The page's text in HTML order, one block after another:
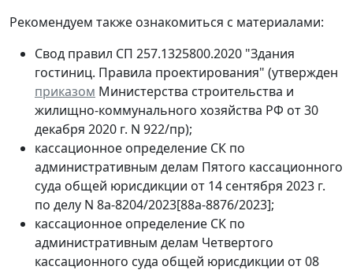
Рекомендуем также ознакомиться с материалами:
Свод правил СП 257.1325800.2020 "Здания
гостиниц. Правила проектирования" (утвержден
приказом Министерства строительства и
жилищно-коммунального хозяйства РФ от 30
декабря 2020 г. N 922/пр);
кассационное определение СК по
административным делам Пятого кассационного
суда общей юрисдикции от 14 сентября 2023 г.
по делу N 8а-8204/2023[88а-8876/2023];
кассационное определение СК по
административным делам Четвертого
кассационного суда общей юрисдикции от 08